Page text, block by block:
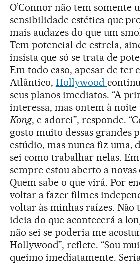
O’Connor não tem somente
sensibilidade estética que
mais audazes do que um
Tem potencial de estrela,
insista que só se trata de
Em todo caso, apesar de ter
Atlântico, Hollywood
seus planos imediatos. “A
interessa, mas ontem à noite
Kong, e adorei”, responde.
gosto muito dessas grandes
estúdio, mas nunca fiz uma,
sei como trabalhar nelas.
sempre estou aberto a
Quem sabe o que virá. Por
voltar a fazer filmes
voltar às minhas raízes. Não
ideia do que acontecerá a
não sei se poderia me
Hollywood”, reflete. “Sou
queimo imediatamente.